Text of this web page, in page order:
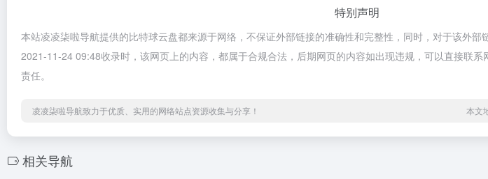
特别声明
本站凌凌柒啦导航提供的比特球云盘都来源于网络，不保证外部链接的准确性和完整性，同时，对于该外
2021-11-24 09:48收录时，该网页上的内容，都属于合规合法，后期网页的内容如出现违规，可以直接联
责任。
凌凌柒啦导航致力于优质、实用的网络站点资源收集与分享！ 本文
相关导航